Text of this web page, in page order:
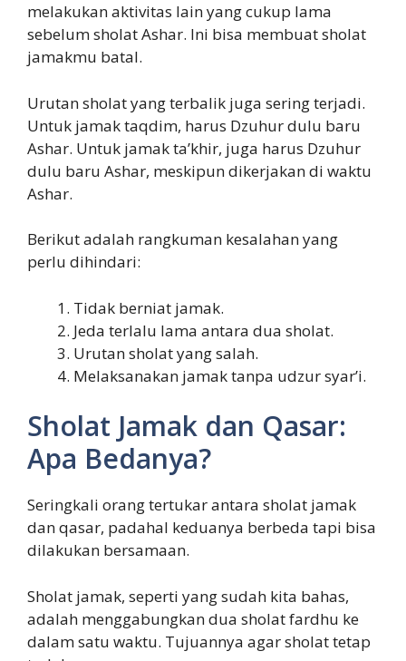
melakukan aktivitas lain yang cukup lama
sebelum sholat Ashar. Ini bisa membuat sholat
jamakmu batal.
Urutan sholat yang terbalik juga sering terjadi.
Untuk jamak taqdim, harus Dzuhur dulu baru
Ashar. Untuk jamak ta’khir, juga harus Dzuhur
dulu baru Ashar, meskipun dikerjakan di waktu
Ashar.
Berikut adalah rangkuman kesalahan yang
perlu dihindari:
Tidak berniat jamak.
Jeda terlalu lama antara dua sholat.
Urutan sholat yang salah.
Melaksanakan jamak tanpa udzur syar’i.
Sholat Jamak dan Qasar:
Apa Bedanya?
Seringkali orang tertukar antara sholat jamak
dan qasar, padahal keduanya berbeda tapi bisa
dilakukan bersamaan.
Sholat jamak, seperti yang sudah kita bahas,
adalah menggabungkan dua sholat fardhu ke
dalam satu waktu. Tujuannya agar sholat tetap